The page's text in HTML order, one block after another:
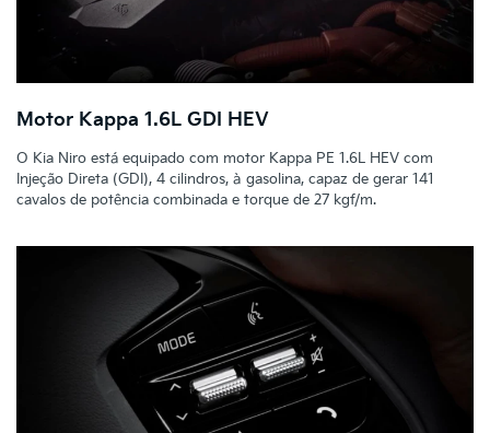
Motor Kappa 1.6L GDI HEV
O Kia Niro está equipado com motor Kappa PE 1.6L HEV com
Injeção Direta (GDI), 4 cilindros, à gasolina, capaz de gerar 141
cavalos de potência combinada e torque de 27 kgf/m.